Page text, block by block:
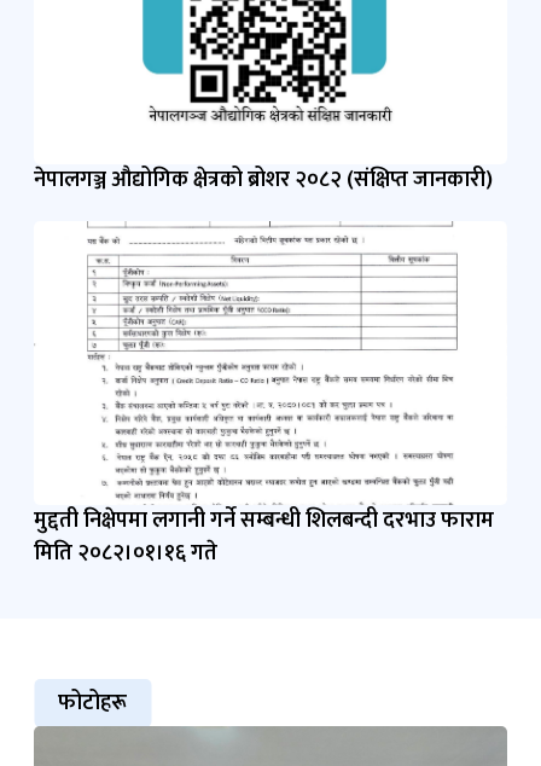
नेपालगञ्ज औद्योगिक क्षेत्रको ब्रोशर २०८२ (संक्षिप्त जानकारी)